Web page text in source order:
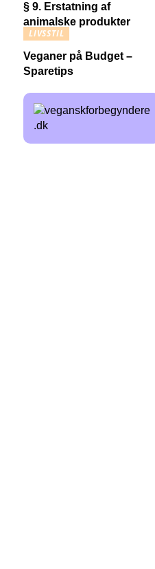
§ 9. Erstatning af
animalske produkter
LIVSSTIL
Veganer på Budget –
Sparetips